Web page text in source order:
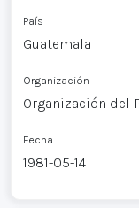
País
Guatemala
Organización
Organización del
Fecha
1981-05-14